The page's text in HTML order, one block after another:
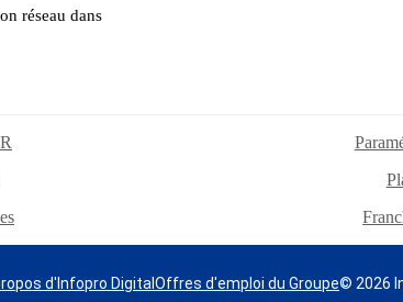
réseau dans
d'Infopro Digital Offres d'emploi du Groupe© 2026